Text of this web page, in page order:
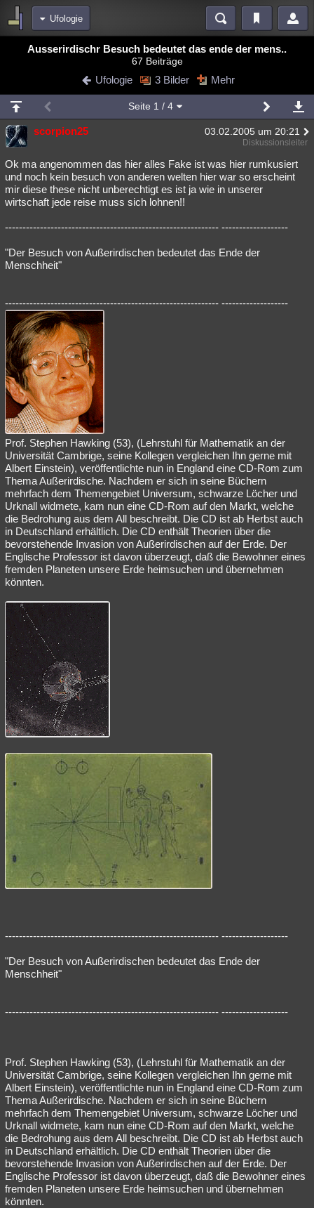
Ufologie
Bereiche
Blogs
Chat Wiki Neuigkeiten
meine Rubriken
Menschen Wissenschaft Mystery Kriminalfälle
Spiritualität Verschwörungen Technologie Ufologie
Natur Umfragen Unterhaltung
weitere Rubriken
Philosophie Träume Orte Esoterik Literatur
Astronomie Helpdesk Gruppen Gaming Filme
Übersichten
Besucht Teilgenommen
Lesenswert Schlüsselwörter
Ausserirdischr Besuch bedeutet das ende der mens..
67 Beiträge
Ufologie 3 Bilder Mehr
Seite 1 / 4
scorpion25 03.02.2005 um 20:21
Diskussionsleiter
Ok ma angenommen das hier alles Fake ist was hier rumkusiert
und noch kein besuch von anderen welten hier war so erscheint
mir diese these nicht unberechtigt es ist ja wie in unserer
wirtschaft jede reise muss sich lohnen!!
------------------------------------------------------------- -------------------
"Der Besuch von Außerirdischen bedeutet das Ende der
Menschheit"
------------------------------------------------------------- -------------------
Prof. Stephen Hawking (53), (Lehrstuhl für Mathematik an der
Universität Cambrige, seine Kollegen vergleichen Ihn gerne mit
Albert Einstein), veröffentlichte nun in England eine CD-Rom zum
Thema Außerirdische. Nachdem er sich in seine Büchern
mehrfach dem Themengebiet Universum, schwarze Löcher und
Urknall widmete, kam nun eine CD-Rom auf den Markt, welche
die Bedrohung aus dem All beschreibt. Die CD ist ab Herbst auch
in Deutschland erhältlich. Die CD enthält Theorien über die
bevorstehende Invasion von Außerirdischen auf der Erde. Der
Englische Professor ist davon überzeugt, daß die Bewohner eines
fremden Planeten unsere Erde heimsuchen und übernehmen
könnten.
------------------------------------------------------------- -------------------
"Der Besuch von Außerirdischen bedeutet das Ende der
Menschheit"
------------------------------------------------------------- -------------------
Prof. Stephen Hawking (53), (Lehrstuhl für Mathematik an der
Universität Cambrige, seine Kollegen vergleichen Ihn gerne mit
Albert Einstein), veröffentlichte nun in England eine CD-Rom zum
Thema Außerirdische. Nachdem er sich in seine Büchern
mehrfach dem Themengebiet Universum, schwarze Löcher und
Urknall widmete, kam nun eine CD-Rom auf den Markt, welche
die Bedrohung aus dem All beschreibt. Die CD ist ab Herbst auch
in Deutschland erhältlich. Die CD enthält Theorien über die
bevorstehende Invasion von Außerirdischen auf der Erde. Der
Englische Professor ist davon überzeugt, daß die Bewohner eines
fremden Planeten unsere Erde heimsuchen und übernehmen
könnten.